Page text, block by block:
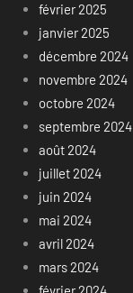
février 2025
janvier 2025
décembre 2024
novembre 2024
octobre 2024
septembre 2024
août 2024
juillet 2024
juin 2024
mai 2024
avril 2024
mars 2024